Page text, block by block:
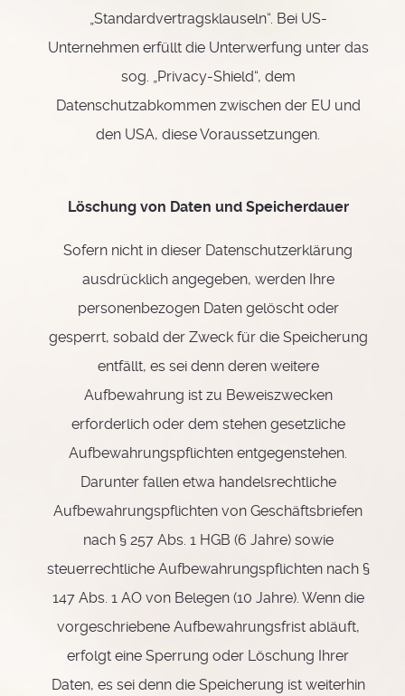
„Standardvertragsklauseln“. Bei US-
Unternehmen erfüllt die Unterwerfung unter das
sog. „Privacy-Shield“, dem
Datenschutzabkommen zwischen der EU und
den USA, diese Voraussetzungen.
Löschung von Daten und Speicherdauer
Sofern nicht in dieser Datenschutzerklärung
ausdrücklich angegeben, werden Ihre
personenbezogen Daten gelöscht oder
gesperrt, sobald der Zweck für die Speicherung
entfällt, es sei denn deren weitere
Aufbewahrung ist zu Beweiszwecken
erforderlich oder dem stehen gesetzliche
Aufbewahrungspflichten entgegenstehen.
Darunter fallen etwa handelsrechtliche
Aufbewahrungspflichten von Geschäftsbriefen
nach § 257 Abs. 1 HGB (6 Jahre) sowie
steuerrechtliche Aufbewahrungspflichten nach §
147 Abs. 1 AO von Belegen (10 Jahre). Wenn die
vorgeschriebene Aufbewahrungsfrist abläuft,
erfolgt eine Sperrung oder Löschung Ihrer
Daten, es sei denn die Speicherung ist weiterhin